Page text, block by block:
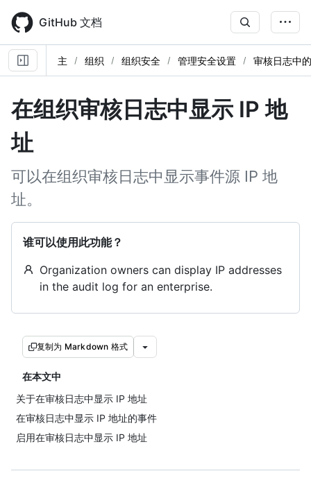
main
content
GitHub 文档
主 组织 组织安全 管理安全设置 审核日志中
在组织审核日志中显示 IP 地
址
可以在组织审核日志中显示事件源 IP 地
址。
谁可以使用此功能？
Organization owners can display IP addresses
in the audit log for an enterprise.
复制为 Markdown 格式
在本文中
关于在审核日志中显示 IP 地址
在审核日志中显示 IP 地址的事件
启用在审核日志中显示 IP 地址